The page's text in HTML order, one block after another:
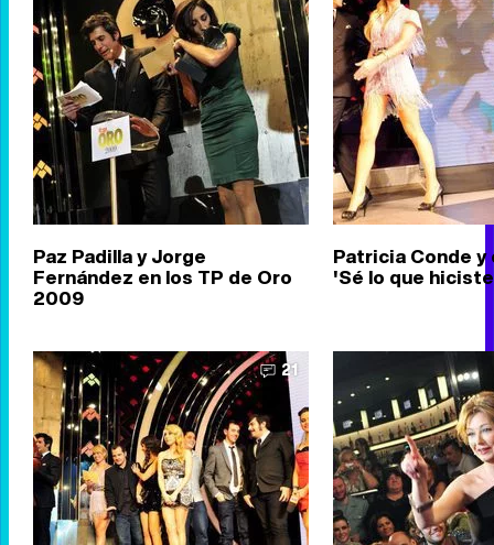
Paz Padilla y Jorge
Fernández en los TP de Oro
2009
Patricia Conde y
'Sé lo que
21